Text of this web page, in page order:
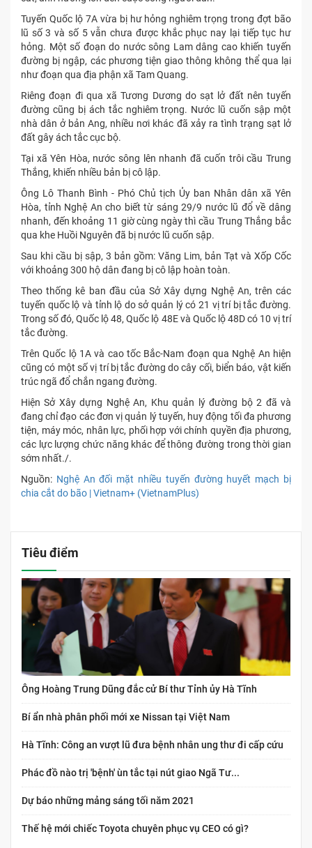
Tuyến Quốc lộ 7A vừa bị hư hỏng nghiêm trọng trong đợt bão
lũ số 3 và số 5 vẫn chưa được khắc phục nay lại tiếp tục hư
hỏng. Một số đoạn do nước sông Lam dâng cao khiến tuyến
đường bị ngập, các phương tiện giao thông không thể qua lại
như đoạn qua địa phận xã Tam Quang.
Riêng đoạn đi qua xã Tương Dương do sạt lở đất nên tuyến
đường cũng bị ách tắc nghiêm trọng. Nước lũ cuốn sập một
nhà dân ở bản Ang, nhiều nơi khác đã xảy ra tình trạng sạt lở
đất gây ách tắc cục bộ.
Tại xã Yên Hòa, nước sông lên nhanh đã cuốn trôi cầu Trung
Thắng, khiến nhiều bản bị cô lập.
Ông Lô Thanh Bình - Phó Chủ tịch Ủy ban Nhân dân xã Yên
Hòa, tỉnh Nghệ An cho biết từ sáng 29/9 nước lũ đổ về dâng
nhanh, đến khoảng 11 giờ cùng ngày thì cầu Trung Thắng bắc
qua khe Huồi Nguyên đã bị nước lũ cuốn sập.
Sau khi cầu bị sập, 3 bản gồm: Văng Lim, bản Tạt và Xốp Cốc
với khoảng 300 hộ dân đang bị cô lập hoàn toàn.
Theo thống kê ban đầu của Sở Xây dựng Nghệ An, trên các
tuyến quốc lộ và tỉnh lộ do sở quản lý có 21 vị trí bị tắc đường.
Trong số đó, Quốc lộ 48, Quốc lộ 48E và Quốc lộ 48D có 10 vị trí
tắc đường.
Trên Quốc lộ 1A và cao tốc Bắc-Nam đoạn qua Nghệ An hiện
cũng có một số vị trí bị tắc đường do cây cối, biển báo, vật kiến
trúc ngã đổ chắn ngang đường.
Hiện Sở Xây dựng Nghệ An, Khu quản lý đường bộ 2 đã và
đang chỉ đạo các đơn vị quản lý tuyến, huy động tối đa phương
tiện, máy móc, nhân lực, phối hợp với chính quyền địa phương,
các lực lượng chức năng khác để thông đường trong thời gian
sớm nhất./.
Nguồn: Nghệ An đối mặt nhiều tuyến đường huyết mạch bị
chia cắt do bão | Vietnam+ (VietnamPlus)
Tiêu điểm
Ông Hoàng Trung Dũng đắc cử Bí thư Tỉnh ủy Hà Tĩnh
Bí ẩn nhà phân phối mới xe Nissan tại Việt Nam
Hà Tĩnh: Công an vượt lũ đưa bệnh nhân ung thư đi cấp cứu
Phác đồ nào trị 'bệnh' ùn tắc tại nút giao Ngã Tư...
Dự báo những mảng sáng tối năm 2021
Thế hệ mới chiếc Toyota chuyên phục vụ CEO có gì?